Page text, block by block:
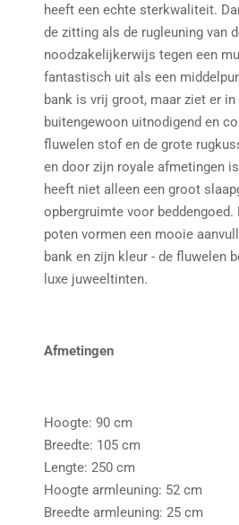
heeft een echte sterkwaliteit.
de zitting als de rugleuning van
noodzakelijkerwijs tegen een
fantastisch uit als een
bank is vrij groot, maar ziet er
buitengewoon uitnodigend en
fluwelen stof en de grote
en door zijn royale afmetingen
heeft niet alleen een groot
opbergruimte voor
poten vormen een mooie
bank en zijn kleur - de fluwelen
luxe juweeltinten.
Afmetingen
Hoogte: 90 cm
Breedte: 105 cm
Lengte: 250 cm
Hoogte armleuning: 52 cm
Breedte armleuning: 25 cm